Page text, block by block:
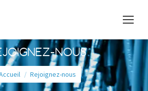
NOUS
êtes ici :
Rejoignez-nous